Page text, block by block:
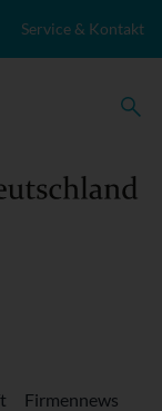
Service & Kontakt
Firmennews